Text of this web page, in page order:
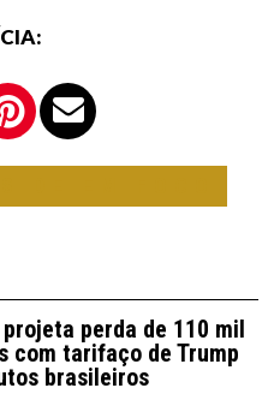
perda de 110 mil
com tarifaço de Trump
brasileiros